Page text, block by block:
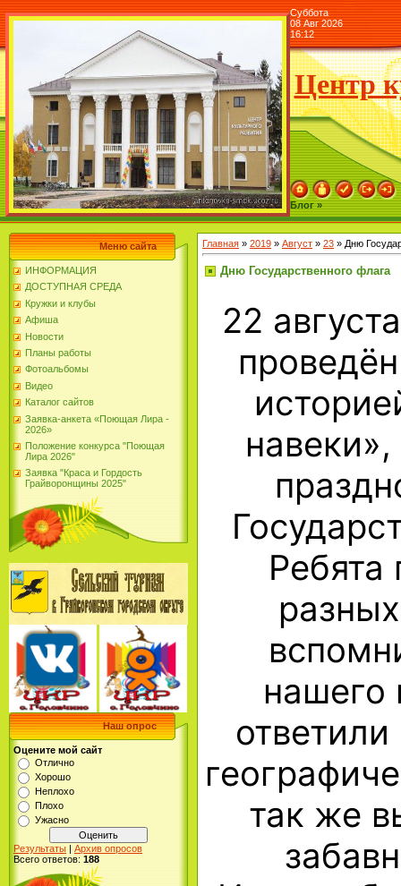
Суббота
08 Авг 2026
16:12
Центр
Блог »
Меню сайта
ИНФОРМАЦИЯ
ДОСТУПНАЯ СРЕДА
Кружки и клубы
Афиша
Новости
Планы работы
Фотоальбомы
Видео
Каталог сайтов
Заявка-анкета «Поющая Лира -
2026»
Положение конкурса "Поющая
Лира 2026"
Заявка "Краса и Гордость
Грайворонщины 2025"
Наш опрос
Оцените мой сайт
Отлично
Хорошо
Неплохо
Плохо
Ужасно
Результаты | Архив опросов
Всего ответов: 188
Главная » 2019 » Август » 23 » Дню
Дню Государственного флага
22
Ребята
нашего
так же